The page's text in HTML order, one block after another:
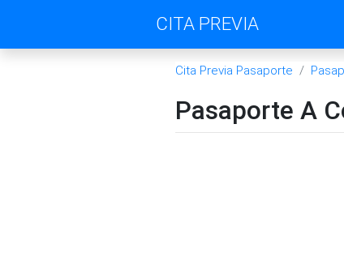
CITA PREVIA
Cita Previa Pasaporte
Pasaporte A